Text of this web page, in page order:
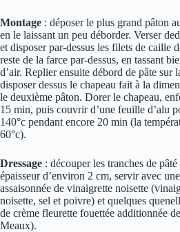
Montage : déposer le plus grand pâton
en le laissant un peu déborder. Verser
et disposer par-dessus les filets de caille
reste de la farce par-dessus, en tassant
d’air. Replier ensuite débord de pâte sur
disposer dessus le chapeau fait à la
le deuxième pâton. Dorer le chapeau,
15 min, puis couvrir d’une feuille d’alu
140°c pendant encore 20 min (la
60°c).
Dressage : découper les tranches de
épaisseur d’environ 2 cm, servir avec
assaisonnée de vinaigrette noisette
noisette, sel et poivre) et quelques
de crème fleurette fouettée additionnée
Meaux).